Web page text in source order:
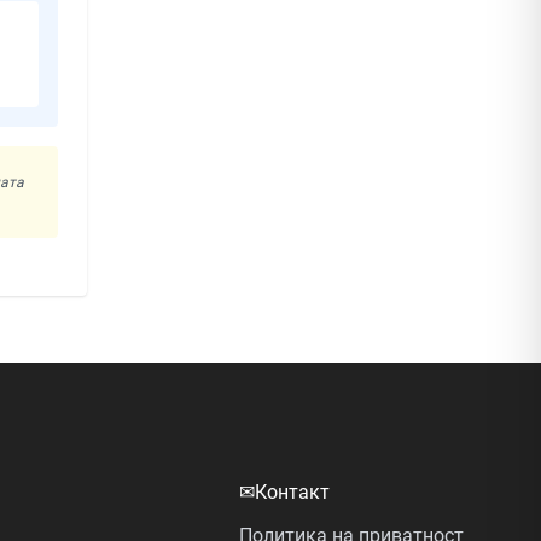
✉Контакт
Политика на приватност